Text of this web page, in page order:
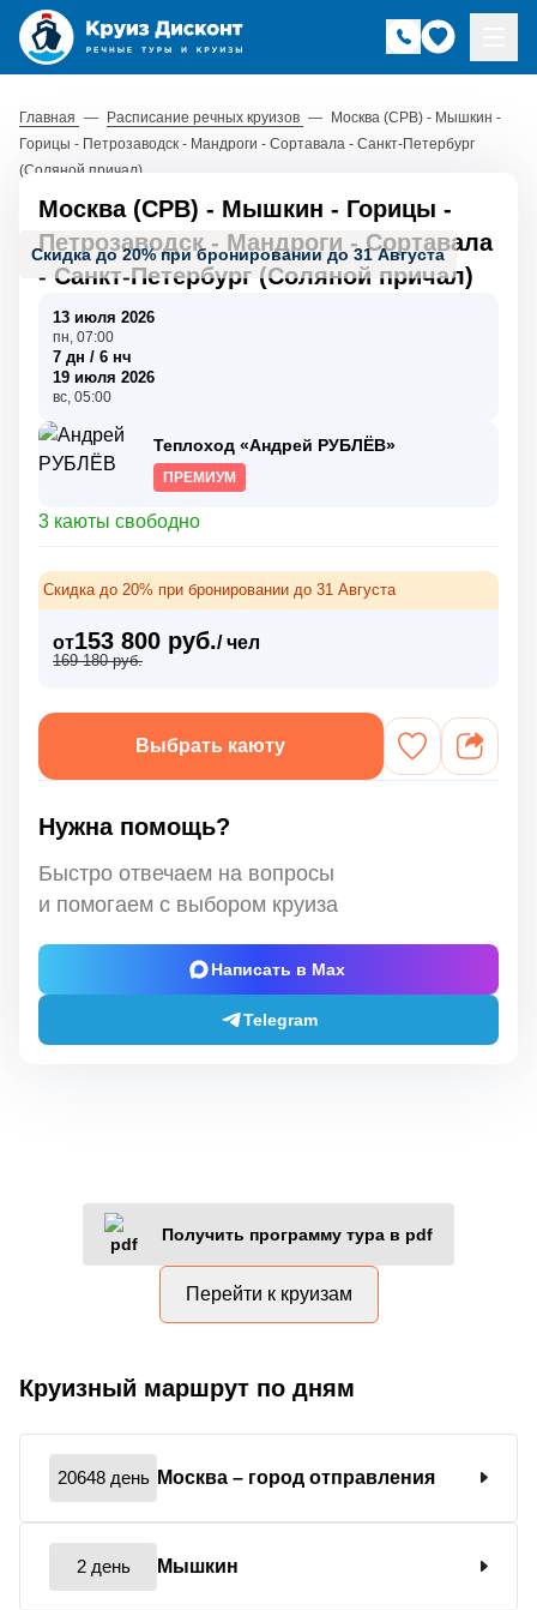
Главная — Расписание речных круизов — Москва (СРВ) - Мышкин -
Горицы - Петрозаводск - Мандроги - Сортавала - Санкт-Петербург
(Соляной причал)
Скидка до 20% при бронировании до 31 Августа
Москва (СРВ) - Мышкин - Горицы -
Петрозаводск - Мандроги - Сортавала
- Санкт-Петербург (Соляной причал)
13 июля 2026
пн, 07:00
7 дн / 6 нч
19 июля 2026
вс, 05:00
Теплоход «Андрей РУБЛЁВ»
ПРЕМИУМ
3 каюты свободно
Скидка до 20% при бронировании до 31 Августа
от153 800 руб./ чел
169 180 руб.
Выбрать каюту
Нужна помощь?
Быстро отвечаем на вопросы
и помогаем с выбором круиза
Написать в Max
Telegram
Получить программу тура в pdf
Перейти к круизам
Круизный маршрут по дням
20648 день Москва – город отправления
2 день Мышкин